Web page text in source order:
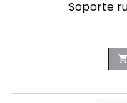
Soporte
